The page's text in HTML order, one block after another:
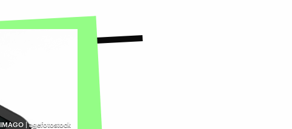
IMAGO | agefotostock